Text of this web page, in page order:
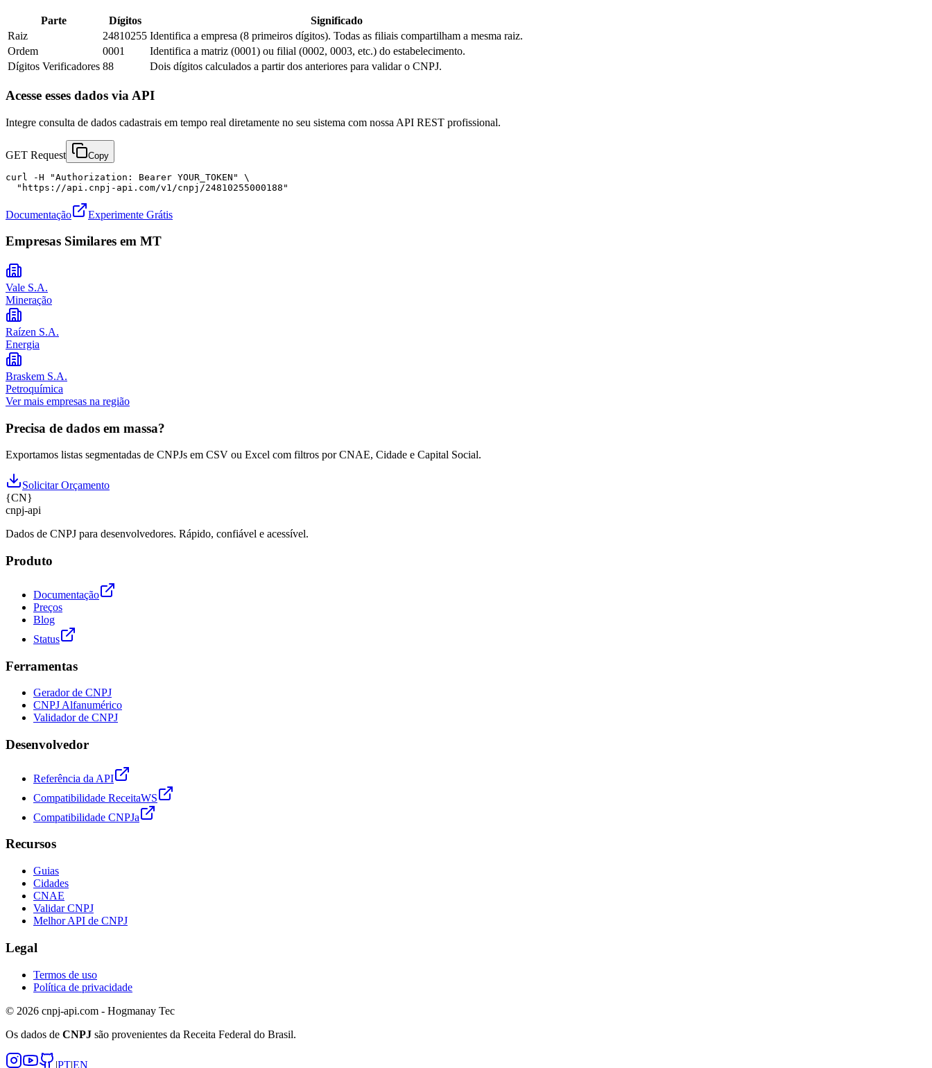
Parte Dígitos
Significado
Raiz
24810255 Identifica a empresa (8 primeiros dígitos). Todas as filiais compartilham a mesma raiz.
Ordem
0001
Identifica a matriz (0001) ou filial (0002, 0003, etc.) do estabelecimento.
Dígitos Verificadores 88 Dois dígitos calculados a partir dos anteriores para validar o CNPJ.
Acesse esses dados via API
Integre consulta de dados cadastrais em tempo real diretamente no seu sistema com nossa API REST profissional.
GET Request Copy
curl -H "Authorization: Bearer YOUR_TOKEN" \
  "https://api.cnpj-api.com/v1/cnpj/24810255000188"
Documentação Experimente Grátis
Empresas Similares em MT
Vale S.A.
Mineração
Raízen S.A.
Energia
Braskem S.A.
Petroquímica
Ver mais empresas na região
Precisa de dados em massa?
Exportamos listas segmentadas de CNPJs em CSV ou Excel com filtros por CNAE, Cidade e Capital Social.
Solicitar Orçamento
{CN}
cnpj-api
Dados de CNPJ para desenvolvedores. Rápido, confiável e acessível.
Produto
Documentação
Preços
Blog
Status
Ferramentas
Gerador de CNPJ
CNPJ Alfanumérico
Validador de CNPJ
Desenvolvedor
Referência da API
Compatibilidade ReceitaWS
Compatibilidade CNPJa
Recursos
Guias
Cidades
CNAE
Validar CNPJ
Melhor API de CNPJ
Legal
Termos de uso
Política de privacidade
© 2026 cnpj-api.com - Hogmanay Tec
Os dados de CNPJ são provenientes da Receita Federal do Brasil.
|PT|EN